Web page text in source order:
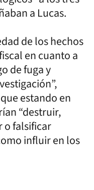
a Lucas.
de los hechos
en cuanto a
de fuga y
estando en
“destruir,
o falsificar
influir en los